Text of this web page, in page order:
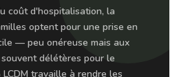
coût d'hospitalisation, la
optent pour une prise en
— peu onéreuse mais aux
délétères pour le
LCDM travaille à rendre les